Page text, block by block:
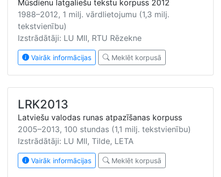
Mūsdienu latgaliešu tekstu korpuss 2012
1988–2012, 1 milj. vārdlietojumu (1,3 milj.
tekstvienību)
Izstrādātāji: LU MII, RTU Rēzekne
Vairāk informācijas Meklēt korpusā
LRK2013
Latviešu valodas runas atpazīšanas korpuss
2005–2013, 100 stundas (1,1 milj. tekstvienību)
Izstrādātāji: LU MII, Tilde, LETA
Vairāk informācijas Meklēt korpusā